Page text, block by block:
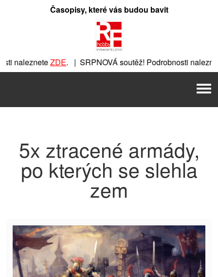
Časopisy, které vás budou bavit
nalezneteZDE. | SRPNOVÁ soutěž! Podrobnosti
. |
5x ztracené armády,
po kterých se slehla
zem